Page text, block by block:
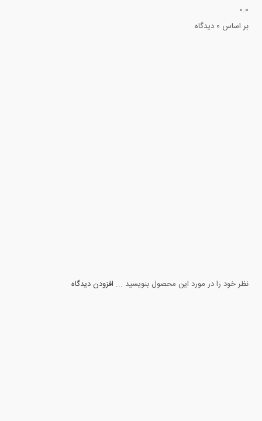
0.0
بر اساس 0 دیدگاه
نظر خود را در مورد این محصول بنویسید ... افزودن دیدگاه